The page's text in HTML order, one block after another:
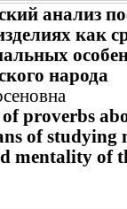
анализ
как
народа
proverbs
of studying
mentality of